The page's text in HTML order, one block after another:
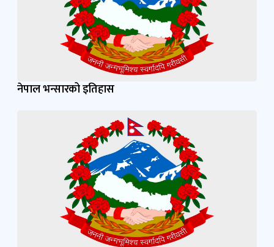
नेपाल भन्सारको इतिहास